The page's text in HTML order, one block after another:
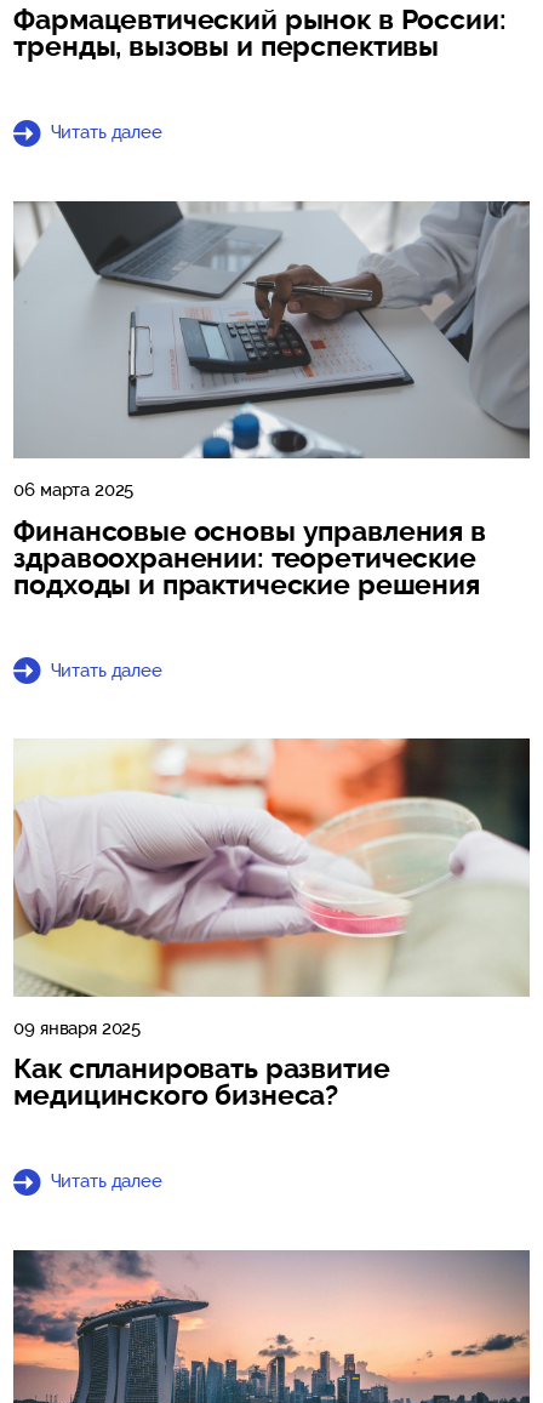
Фармацевтический рынок в России:
тренды, вызовы и перспективы
Читать далее
06 марта 2025
Финансовые основы управления в
здравоохранении: теоретические
подходы и практические решения
Читать далее
09 января 2025
Как спланировать развитие
медицинского бизнеса?
Читать далее